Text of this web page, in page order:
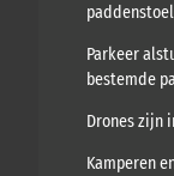
Parkeer
bestemde
Drones zijn
Kamperen